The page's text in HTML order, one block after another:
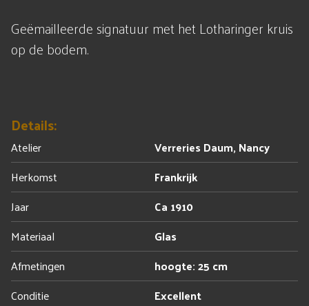
Geëmailleerde signatuur met het Lotharinger kruis
op de bodem.
Details:
Atelier
Verreries Daum, Nancy
Herkomst
Frankrijk
Jaar
Ca 1910
Materiaal
Glas
Afmetingen
hoogte: 25 cm
Conditie
Excellent